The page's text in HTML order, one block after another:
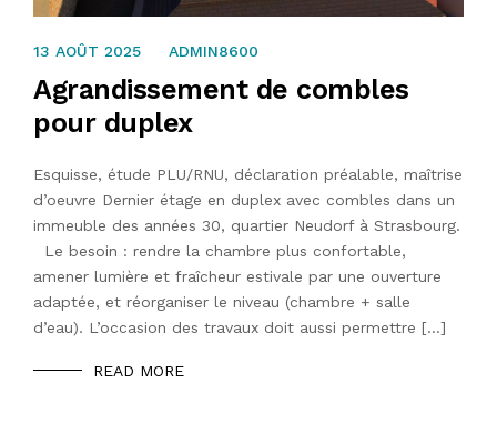
13 AOÛT 2025
13 AOÛT 2025 ADMIN8600
Agrandissement de combles
pour duplex
Esquisse, étude PLU/RNU, déclaration préalable, maîtrise
d’oeuvre Dernier étage en duplex avec combles dans un
immeuble des années 30, quartier Neudorf à Strasbourg.
Le besoin : rendre la chambre plus confortable,
amener lumière et fraîcheur estivale par une ouverture
adaptée, et réorganiser le niveau (chambre + salle
d’eau). L’occasion des travaux doit aussi permettre […]
READ MORE